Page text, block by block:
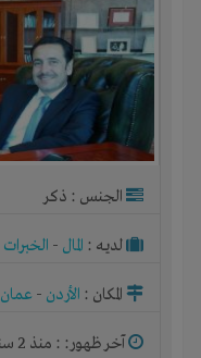
الجنس : ذكر
لديـه : المال - الخبرات
المكان : الأردن - عمان
آخر ظهور: : منذ 2 سنوات